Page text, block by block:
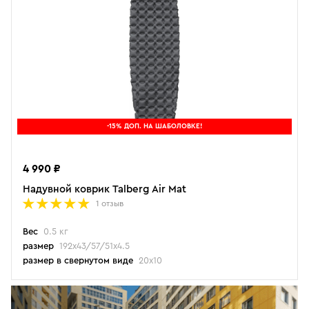
-15% ДОП. НА ШАБОЛОВКЕ!
4 990 ₽
Надувной коврик Talberg Air Mat
1 отзыв
Вес
0.5 кг
размер
192х43/57/51х4.5
размер в свернутом виде
20x10